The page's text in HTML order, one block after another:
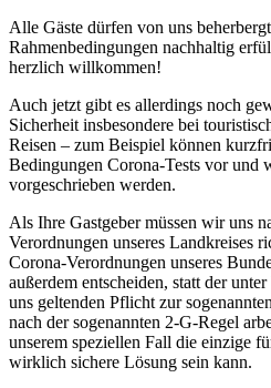
Alle Gäste dürfen von uns
Rahmenbedingungen nachhaltig
herzlich willkommen!
Auch jetzt gibt es allerdings noch
Sicherheit insbesondere bei
Reisen – zum Beispiel können
Bedingungen Corona-Tests vor und
vorgeschrieben werden.
Als Ihre Gastgeber müssen wir uns
Verordnungen unseres Landkreises
Corona-Verordnungen unseres
außerdem entscheiden, statt der
uns geltenden Pflicht zur
nach der sogenannten 2-G-Regel
unserem speziellen Fall die einzige
wirklich sichere Lösung sein kann.